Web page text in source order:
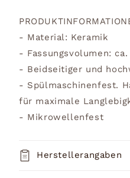
- Material: Keramik
- Fassungsvolumen:
- Beidseitiger und
- Spülmaschinenfest.
für maximale
- Mikrowellenfest
Herstellerangaben